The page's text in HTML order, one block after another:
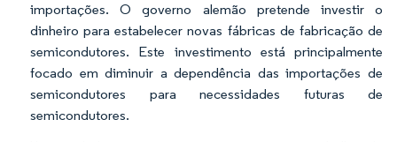
importações. O governo alemão pretende investir o
dinheiro para estabelecer novas fábricas de fabricação de
semicondutores. Este investimento está principalmente
focado em diminuir a dependência das importações de
semicondutores para necessidades futuras de
semicondutores.